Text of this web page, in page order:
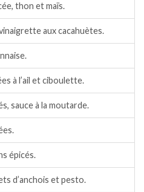
thon et maïs.
aux cacahuètes.
à l’ail et ciboulette.
sauce à la moutarde.
épicés.
d’anchois et pesto.